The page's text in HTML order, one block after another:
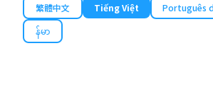
繁體中文
Tiếng Việt
Português
န်မာ